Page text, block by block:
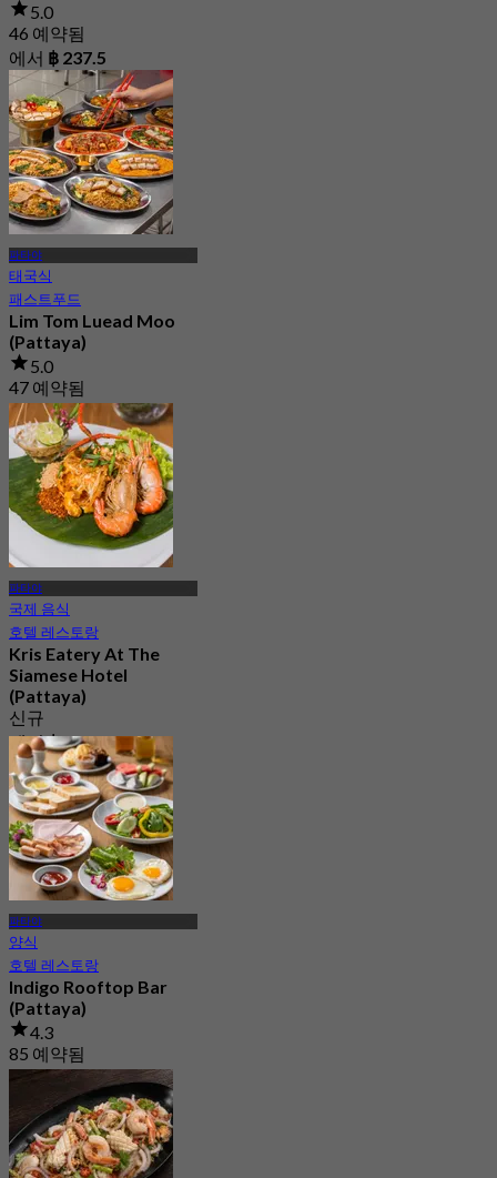
5.0
46 예약됨
에서 ฿ 237.5
파타야
태국식
패스트푸드
Lim Tom Luead Moo
(Pattaya)
5.0
47 예약됨
에서฿ 370
파타야
국제 음식
호텔 레스토랑
Kris Eatery At The
Siamese​ Hotel​
(Pattaya​)
신규
에서฿ 487.5
파타야
양식
호텔 레스토랑
Indigo Rooftop Bar
(Pattaya)
4.3
85 예약됨
에서
฿ 475